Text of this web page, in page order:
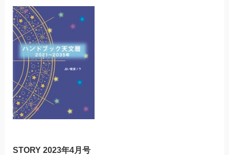
STORY 2023年4月号